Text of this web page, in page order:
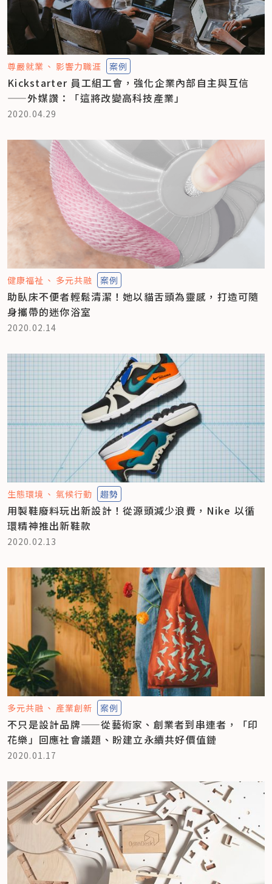
尊嚴就業 影響力職涯 案例
Kickstarter 員工組工會，強化企業內部自主與互信
——外媒讚：「這將改變高科技產業」
2020.04.29
健康福祉 多元共融 案例
助臥床不便者輕鬆清潔！她以貓舌頭為靈感，打造可隨
身攜帶的迷你浴室
2020.02.14
生態環境 氣候行動 趨勢
用製鞋廢料玩出新設計！從源頭減少浪費，Nike 以循
環精神推出新鞋款
2020.02.13
多元共融 產業創新 案例
不只是設計品牌——從藝術家、創業者到串連者，「印
花樂」回應社會議題、盼建立永續共好價值鏈
2020.01.17